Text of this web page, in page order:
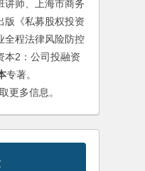
讲师、上海市商务
版《私募股权投资
全程法律风险防控
本2：公司投融资
专著。
更多信息。